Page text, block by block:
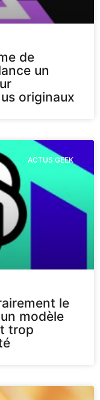
de
un
originaux
ACTUS GEEK
le
modèle
trop